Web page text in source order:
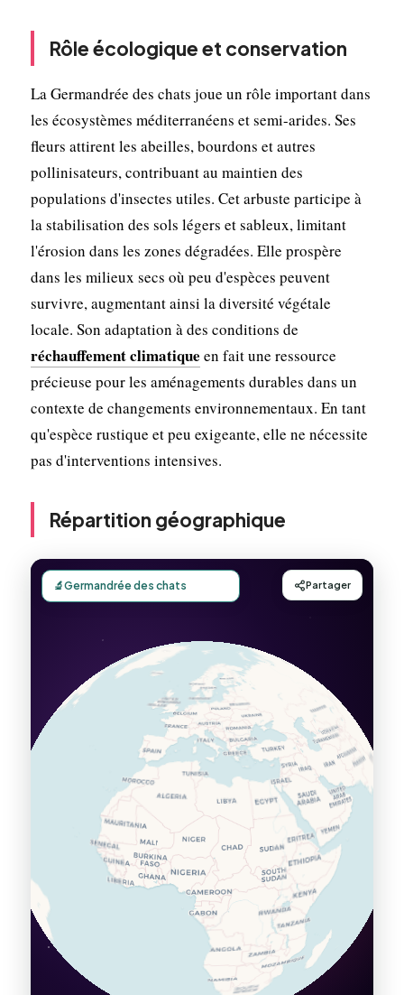
Rôle écologique et conservation
La Germandrée des chats joue un rôle important dans
les écosystèmes méditerranéens et semi-arides. Ses
fleurs attirent les abeilles, bourdons et autres
pollinisateurs, contribuant au maintien des
populations d'insectes utiles. Cet arbuste participe à
la stabilisation des sols légers et sableux, limitant
l'érosion dans les zones dégradées. Elle prospère
dans les milieux secs où peu d'espèces peuvent
survivre, augmentant ainsi la diversité végétale
locale. Son adaptation à des conditions de
réchauffement climatique en fait une ressource
précieuse pour les aménagements durables dans un
contexte de changements environnementaux. En tant
qu'espèce rustique et peu exigeante, elle ne nécessite
pas d'interventions intensives.
Répartition géographique